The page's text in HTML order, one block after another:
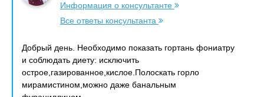
Информация о консультанте
Все ответы консультанта
Добрый день. Необходимо показать гортань фониатру
и соблюдать диету: исключить
острое,газированное,кислое.Полоскать горло
мирамистином,можно даже банальным